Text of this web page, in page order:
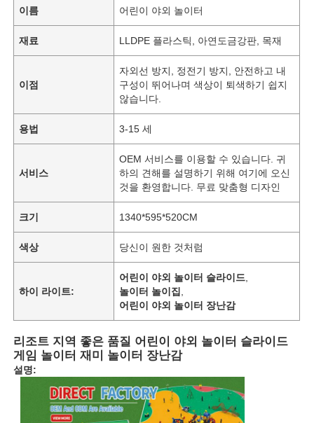
이름 어린이 야외 놀이터
재료 LLDPE 플라스틱, 아연도금강판, 목재
이점
자외선 방지, 정전기 방지, 안전하고 내
구성이 뛰어나며 색상이 퇴색하기 쉽지
않습니다.
용법 3-15 세
서비스
OEM 서비스를 이용할 수 있습니다. 귀
하의 견해를 설명하기 위해 여기에 오신
것을 환영합니다. 무료 맞춤형 디자인
크기 1340*595*520CM
색상 당신이 원한 것처럼
하이 라이트:
어린이 야외 놀이터 슬라이드
놀이터 놀이집
어린이 야외 놀이터 장난감
리조트 지역 좋은 품질 어린이 야외 놀이터 슬라이드
게임 놀이터 재미 놀이터 장난감
설명: